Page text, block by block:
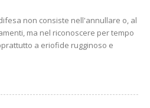
non consiste nell'annullare o, al
ma nel riconoscere per tempo
a eriofide rugginoso e